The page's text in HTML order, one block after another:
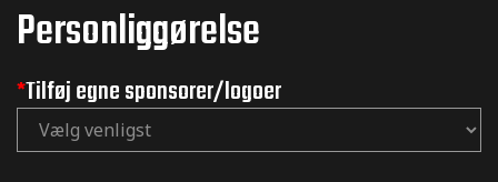
Personliggørelse
*Tilføj egne sponsorer/logoer